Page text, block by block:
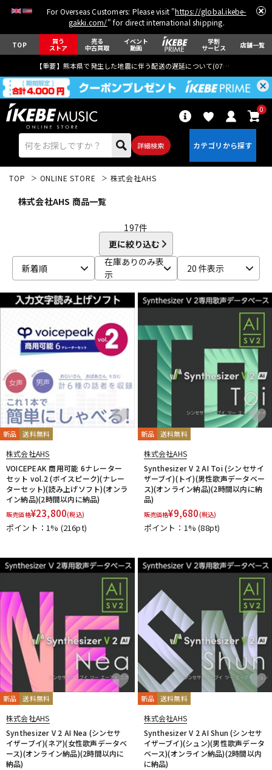
For Overseas Customers: Please visit "https://global.ikebe-
gakki.com/" for direct international shipping.
TOP 買う
ストア
売る
中古買取
イベント
動画
学割
サービス 店舗一覧
【重要】熊本県で発生した地震に伴う配送の遅延について(07月29日
詳細検索
0
ベース ウクレレ
ドラム パーカッション
キーボード 電子ピアノ
管楽器 その他楽器
アンプ エフェクター
DJ機器 DTM
配信/ライブ機器
中古 ヴィンテージ
TOP ONLINE STORE 株式会社AHS
株式会社AHS 商品一覧
197件
更に絞り込む
新着順
在庫ありのみ表
示
20 件表示
新品 送料無料
株式会社AHS
VOICEPEAK 商用可能 6ナレーター
セット vol.2 (ボイスピーク)(ナレー
ターセット)(読み上げソフト)(オンラ
イン納品)(2時間以内に納品)
販売価格¥23,800(税込)
ポイント：1% (216pt)
新品 送料無料
株式会社AHS
Synthesizer V 2 AI Toi (シンセサイ
ザーブイ)(トイ)(男性歌声データベー
ス)(オンライン納品)(2時間以内に納
品)
販売価格¥9,680(税込)
ポイント：1%(88pt)
新品 送料無料
株式会社AHS
Synthesizer V 2 AI Nea (シンセサ
イザーブイ)(ネア)(女性歌声データベ
ース)(オンライン納品)(2時間以内に
納品)
新品 送料無料
株式会社AHS
Synthesizer V 2 AI Shun (シンセサ
イザーブイ)(シュン)(男性歌声データ
ベース)(オンライン納品)(2時間以内
に納品)